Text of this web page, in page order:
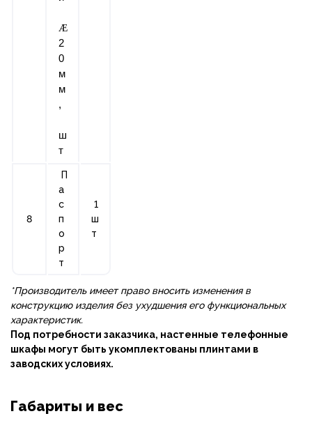
Æ
2
0
м
м
,
ш
т
8
П
а
с
п
о
р
т
1
ш
т
*Производитель имеет право вносить изменения в
конструкцию изделия без ухудшения его функциональных
характеристик.
Под потребности заказчика, настенные телефонные
шкафы могут быть укомплектованы плинтами в
заводских условиях.
Габариты и вес